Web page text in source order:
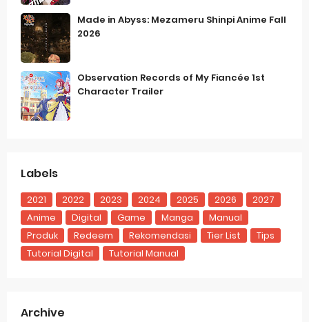
Made in Abyss: Mezameru Shinpi Anime Fall
2026
Observation Records of My Fiancée 1st
Character Trailer
Labels
2021 2022 2023 2024 2025 2026
2027
Anime
Digital Game Manga
Manual
Produk
Redeem Rekomendasi Tier List
Tips
Tutorial Digital
Tutorial Manual
Archive